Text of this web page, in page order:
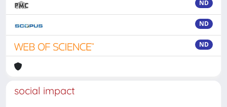
ND
ND
ND
social impact